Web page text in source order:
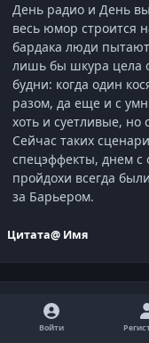
День радио и День
весь юмор строится
бардака люди
лишь бы шкура цела
будни: когда один
разом, да еще и с
хоть и суетливые,
Сейчас таких
спецэффекты, днем
пройдохи всегда
за Барьером.
Цитата@ Имя
Вы можете
Войти